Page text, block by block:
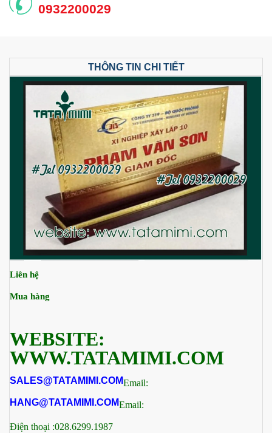
0932200029
THÔNG TIN CHI TIẾT
Liên hệ
Mua hàng
WEBSITE:
WWW.TATAMIMI.COM
Email:
SALES@TATAMIMI.COM
Email:
HANG@TATAMIMI.COM
Điện thoại :028.6299.1987